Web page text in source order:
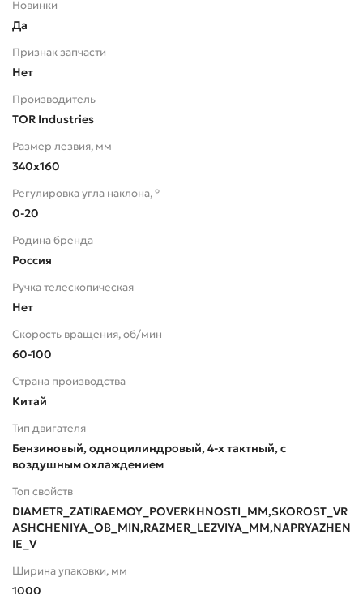
Новинки
Да
Признак запчасти
Нет
Производитель
TOR Industries
Размер лезвия, мм
340х160
Регулировка угла наклона, °
0-20
Родина бренда
Россия
Ручка телескопическая
Нет
Скорость вращения, об/мин
60-100
Страна производства
Китай
Тип двигателя
Бензиновый, одноцилиндровый, 4-х тактный, с
воздушным охлаждением
Топ свойств
DIAMETR_ZATIRAEMOY_POVERKHNOSTI_MM,SKOROST_VR
ASHCHENIYA_OB_MIN,RAZMER_LEZVIYA_MM,NAPRYAZHEN
IE_V
Ширина упаковки, мм
1000